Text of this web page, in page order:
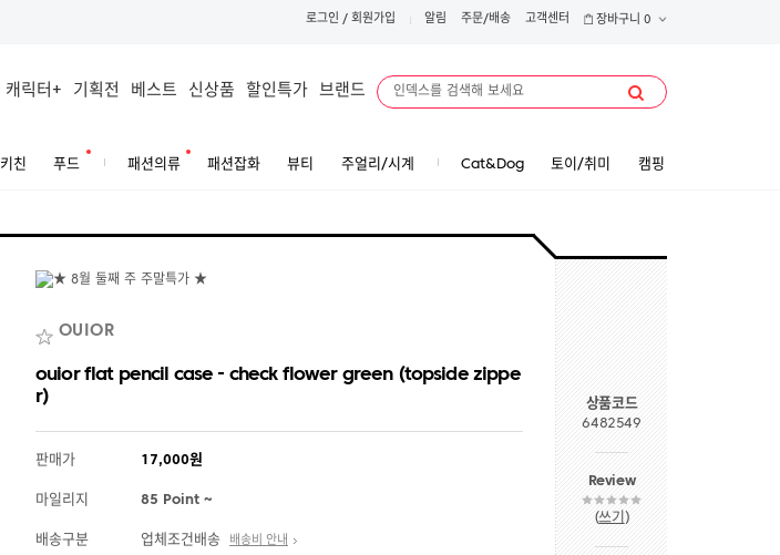
로그인 / 회원가입 알림 주문/배송 고객센터 장바구니 0
캐릭터+ 기획전 베스트 신상품 할인특가 브랜드
키친 푸드 패션의류 패션잡화 뷰티 주얼리/시계 Cat&Dog 토이/취미 캠핑
OUIOR
ouior flat pencil case - check flower green (topside zippe
r)
판매가 17,000원
마일리지 85 Point ~
배송구분 업체조건배송 배송비 안내
상품코드
6482549
Review
(쓰기 )